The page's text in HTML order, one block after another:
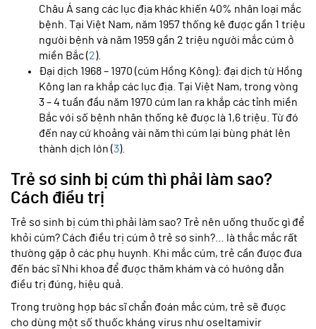
Châu Á sang các lục địa khác khiến 40% nhân loại mắc
bệnh. Tại Việt Nam, năm 1957 thống kê được gần 1 triệu
người bệnh và năm 1959 gần 2 triệu người mắc cúm ở
miền Bắc (2).
Đại dịch 1968 – 1970 (cúm Hồng Kông): đại dịch từ Hồng
Kông lan ra khắp các lục địa. Tại Việt Nam, trong vòng
3 – 4 tuần đầu năm 1970 cúm lan ra khắp các tỉnh miền
Bắc với số bệnh nhân thống kê được là 1,6 triệu. Từ đó
đến nay cứ khoảng vài năm thì cúm lại bùng phát lên
thành dịch lớn (3).
Trẻ sơ sinh bị cúm thì phải làm sao?
Cách điều trị
Trẻ sơ sinh bị cúm thì phải làm sao? Trẻ nên uống thuốc gì để
khỏi cúm? Cách điều trị cúm ở trẻ sơ sinh?… là thắc mắc rất
thường gặp ở các phụ huynh. Khi mắc cúm, trẻ cần được đưa
đến bác sĩ Nhi khoa để được thăm khám và có hướng dẫn
điều trị đúng, hiệu quả.
Trong trường hợp bác sĩ chẩn đoán mắc cúm, trẻ sẽ được
cho dùng một số thuốc kháng virus như oseltamivir